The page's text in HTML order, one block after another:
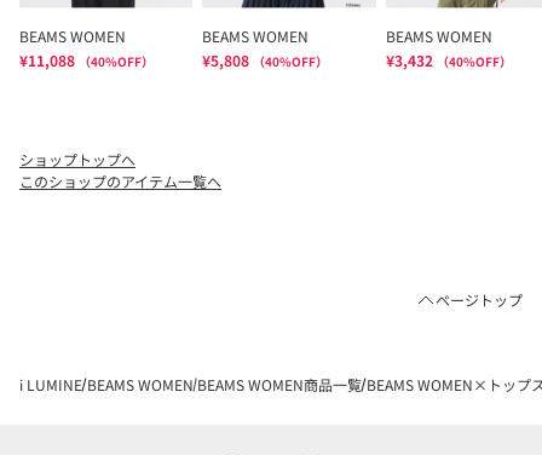
ショップトップへ
このショップのアイテム一覧へ
ページトップ
i LUMINE BEAMS WOMEN BEAMS WOMEN商品一覧 BEAMS WOMEN×トップ